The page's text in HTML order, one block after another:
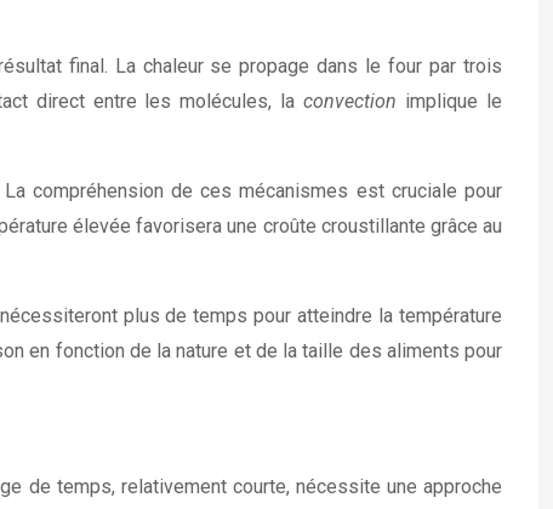
final. La chaleur se propage dans le four par trois
direct entre les molécules, laconvection implique le
compréhension de ces mécanismes est cruciale pour
élevée favorisera une croûte croustillante grâce au
plus de temps pour atteindre la température
en fonction de la nature et de la taille des aliments pour
de temps, relativement courte, nécessite une approche